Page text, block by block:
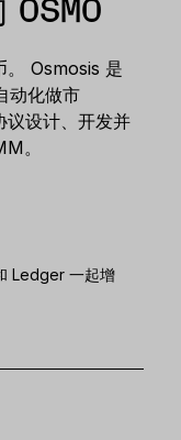
。 Osmosis 是
动化做市
设计、开发并
。
Ledger 一起增